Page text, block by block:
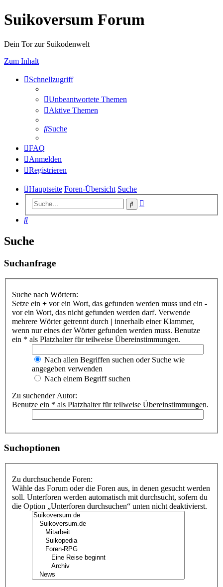
Suikoversum Forum
Dein Tor zur Suikodenwelt
Zum Inhalt
Schnellzugriff
Unbeantwortete Themen
Aktive Themen
Suche
FAQ
Anmelden
Registrieren
Hauptseite Foren-Übersicht Suche
Suche
Suche
Suche
Suchanfrage
Suche nach Wörtern:
Setze ein + vor ein Wort, das gefunden werden muss und ein -
vor ein Wort, das nicht gefunden werden darf. Verwende
mehrere Wörter getrennt durch | innerhalb einer Klammer,
wenn nur eines der Wörter gefunden werden muss. Benutze
ein * als Platzhalter für teilweise Übereinstimmungen.
Nach allen Begriffen suchen oder Suche wie
angegeben verwenden
Nach einem Begriff suchen
Zu suchender Autor:
Benutze ein * als Platzhalter für teilweise Übereinstimmungen.
Suchoptionen
Zu durchsuchende Foren:
Wähle das Forum oder die Foren aus, in denen gesucht werden
soll. Unterforen werden automatisch mit durchsucht, sofern du
die Option „Unterforen durchsuchen“ unten nicht deaktivierst.